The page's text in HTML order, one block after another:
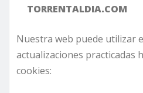
TORRENTALDIA.COM
Nuestra web puede utilizar
actualizaciones practicadas
cookies: